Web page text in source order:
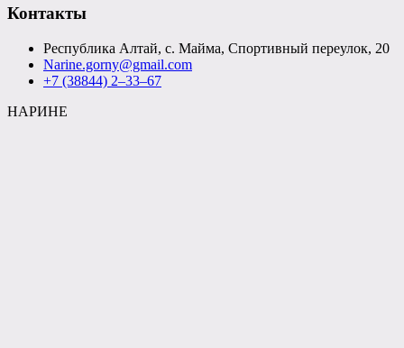
Контакты
Республика Алтай, с. Майма, Спортивный переулок, 20
Narine.gorny@gmail.com
+7 (38844) 2‒33‒67
НАРИНЕ